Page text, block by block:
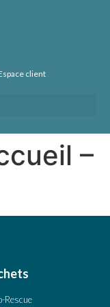
client
–
Rescue